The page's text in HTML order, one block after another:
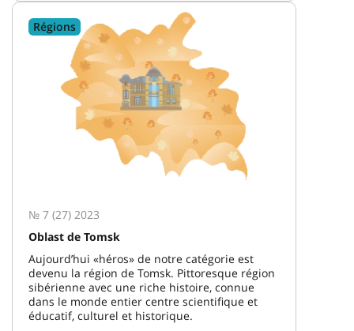
Régions
№ 7 (27) 2023
Oblast de Tomsk
Aujourd’hui «héros» de notre catégorie est
devenu la région de Tomsk. Pittoresque région
sibérienne avec une riche histoire, connue
dans le monde entier centre scientifique et
éducatif, culturel et historique.